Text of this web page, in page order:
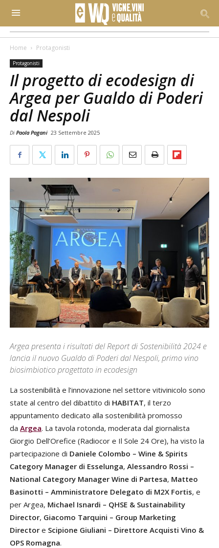
Home Protagonisti
Protagonisti
Il progetto di ecodesign di
Argea per Gualdo di Poderi
dal Nespoli
Di Paola Pagani 23 Settembre 2025
Argea presenta i risultati del Report di Sostenibilità 2024 e
lancia il nuovo Gualdo di Poderi dal Nespoli, primo vino
biosimbiotico progettato in ecodesign
La sostenibilità e l’innovazione nel settore vitivinicolo sono
state al centro del dibattito di HABITAT, il terzo
appuntamento dedicato alla sostenibilità promosso
da Argea. La tavola rotonda, moderata dal giornalista
Giorgio Dell’Orefice (Radiocor e Il Sole 24 Ore), ha visto la
partecipazione di Daniele Colombo – Wine & Spirits
Category Manager di Esselunga, Alessandro Rossi –
National Category Manager Wine di Partesa, Matteo
Basinotti – Amministratore Delegato di M2X Fortis, e
per Argea, Michael Isnardi – QHSE & Sustainability
Director, Giacomo Tarquini – Group Marketing
Director e Scipione Giuliani – Direttore Acquisti Vino &
OPS Romagna.